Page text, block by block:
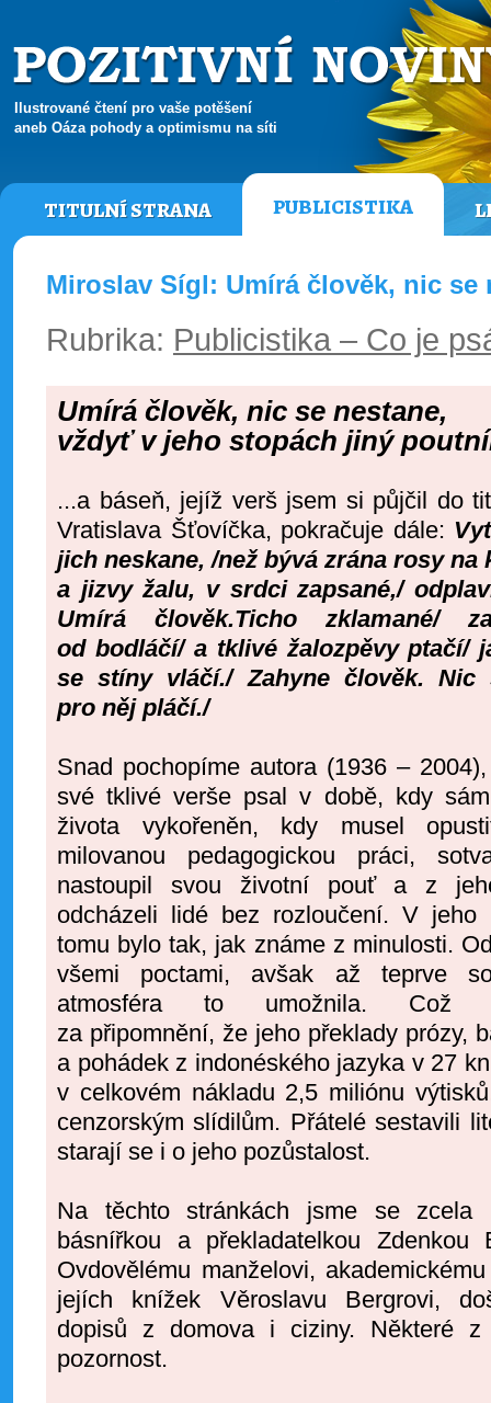
Ilustrované čtení pro vaše potěšení
aneb Oáza pohody a optimismu na síti
TITULNÍ STRANA PUBLICISTIKA
Miroslav Sígl: Umírá člověk, nic se
Rubrika: Publicistika – Co je
Umírá člověk, nic se nestane,
vždyť v jeho stopách jiný
...a báseň, jejíž verš jsem si půjčil do
Vratislava Šťovíčka, pokračuje dále:
jich neskane, /než bývá zrána rosy na
a jizvy žalu, v srdci zapsané,/
Umírá člověk.Ticho zklamané/
od bodláčí/ a tklivé žalozpěvy ptačí/
se stíny vláčí./ Zahyne člověk. Nic
pro něj pláčí./
Snad pochopíme autora (1936 –
své tklivé verše psal v době, kdy
života vykořeněn, kdy musel
milovanou pedagogickou práci,
nastoupil svou životní pouť a z
odcházeli lidé bez rozloučení. V jeho
tomu bylo tak, jak známe z minulosti.
všemi poctami, avšak až teprve
atmosféra to umožnila. Což
za připomnění, že jeho překlady prózy,
a pohádek z indonéského jazyka v 27
v celkovém nákladu 2,5 miliónu
cenzorským slídilům. Přátelé sestavili
starají se i o jeho pozůstalost.
Na těchto stránkách jsme se zcela
básnířkou a překladatelkou Zdenkou
Ovdovělému manželovi,
jejích knížek Věroslavu Bergrovi,
dopisů z domova i ciziny. Některé
pozornost.